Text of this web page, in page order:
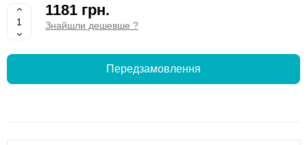
1181 грн.
Знайшли дешевше ?
Передзамовлення